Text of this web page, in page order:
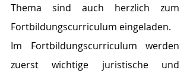
Thema sind auch herzlich zum
Fortbildungscurriculum eingeladen.
Im Fortbildungscurriculum werden
zuerst wichtige juristische und